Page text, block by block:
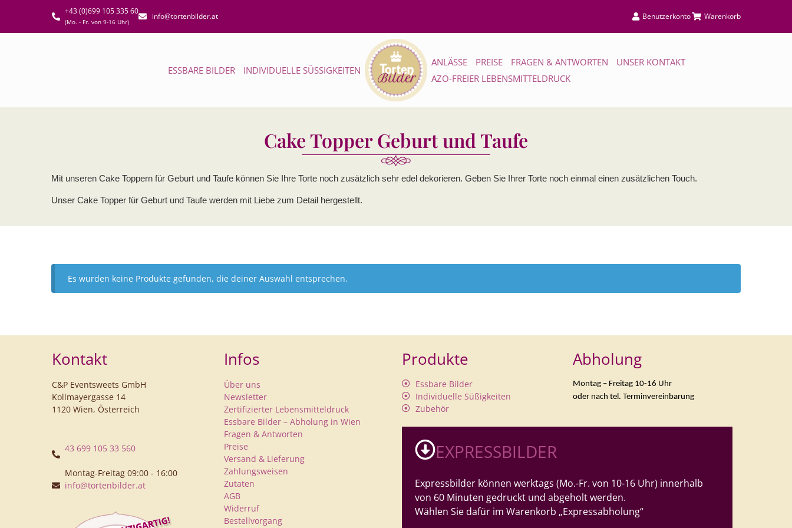
+43 (0)699 105 335 60
(Mo. - Fr. von 9-16 Uhr)
info@tortenbilder.at Benutzerkonto Warenkorb
ESSBARE BILDER INDIVIDUELLE SÜSSIGKEITEN
ANLÄSSE PREISE FRAGEN & ANTWORTEN
UNSER KONTAKT
AZO-FREIER LEBENSMITTELDRUCK
Cake Topper Geburt und Taufe
Mit unseren Cake Toppern für Geburt und Taufe können Sie Ihre Torte noch zusätzlich sehr edel dekorieren. Geben Sie Ihrer Torte noch einmal einen zusätzlichen Touch.
Unser Cake Topper für Geburt und Taufe werden mit Liebe zum Detail hergestellt.
Es wurden keine Produkte gefunden, die deiner Auswahl entsprechen.
Kontakt
C&P Eventsweets GmbH
Kollmayergasse 14
1120 Wien, Österreich
43 699 105 33 560
Montag-Freitag 09:00 - 16:00
info@tortenbilder.at
Infos
Über uns
Newsletter
Zertifizierter Lebensmitteldruck
Essbare Bilder – Abholung in Wien
Fragen & Antworten
Preise
Versand & Lieferung
Zahlungsweisen
Zutaten
AGB
Widerruf
Bestellvorgang
Produkte
Essbare Bilder
Individuelle Süßigkeiten
Zubehör
Abholung
Montag – Freitag 10-16 Uhr
oder nach tel. Terminvereinbarung
EXPRESSBILDER
Expressbilder können werktags (Mo.-Fr. von 10-16 Uhr) innerhalb
von 60 Minuten gedruckt und abgeholt werden.
Wählen Sie dafür im Warenkorb „Expressabholung“